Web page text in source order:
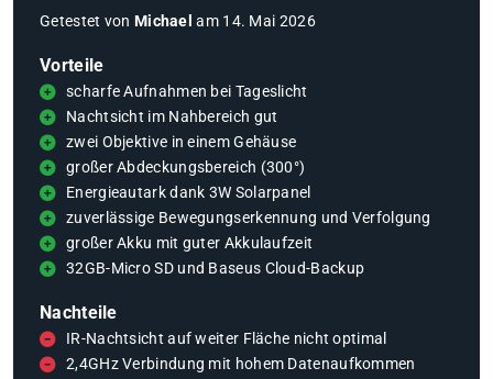
Getestet von Michael am 14. Mai 2026
Vorteile
scharfe Aufnahmen bei Tageslicht
Nachtsicht im Nahbereich gut
zwei Objektive in einem Gehäuse
großer Abdeckungsbereich (300°)
Energieautark dank 3W Solarpanel
zuverlässige Bewegungserkennung und Verfolgung
großer Akku mit guter Akkulaufzeit
32GB-Micro SD und Baseus Cloud-Backup
Nachteile
IR-Nachtsicht auf weiter Fläche nicht optimal
2,4GHz Verbindung mit hohem Datenaufkommen